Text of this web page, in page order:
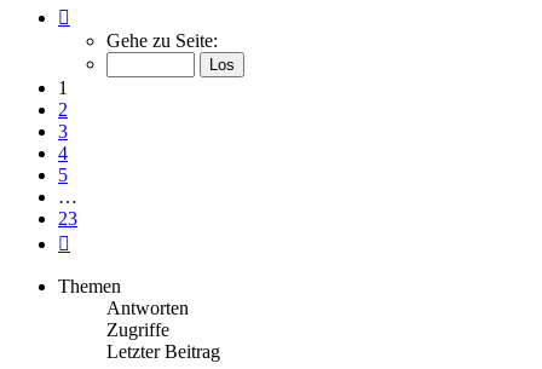
von
Gehe zu Seite:
1
2
3
4
5
…
23
Themen
Antworten
Zugriffe
Letzter Beitrag